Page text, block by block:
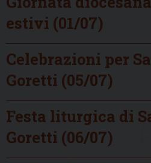
estivi (01/07)
Celebrazioni per
Goretti (05/07)
Festa liturgica di
Goretti (06/07)